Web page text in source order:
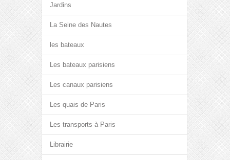
Jardins
La Seine des Nautes
les bateaux
Les bateaux parisiens
Les canaux parisiens
Les quais de Paris
Les transports à Paris
Librairie